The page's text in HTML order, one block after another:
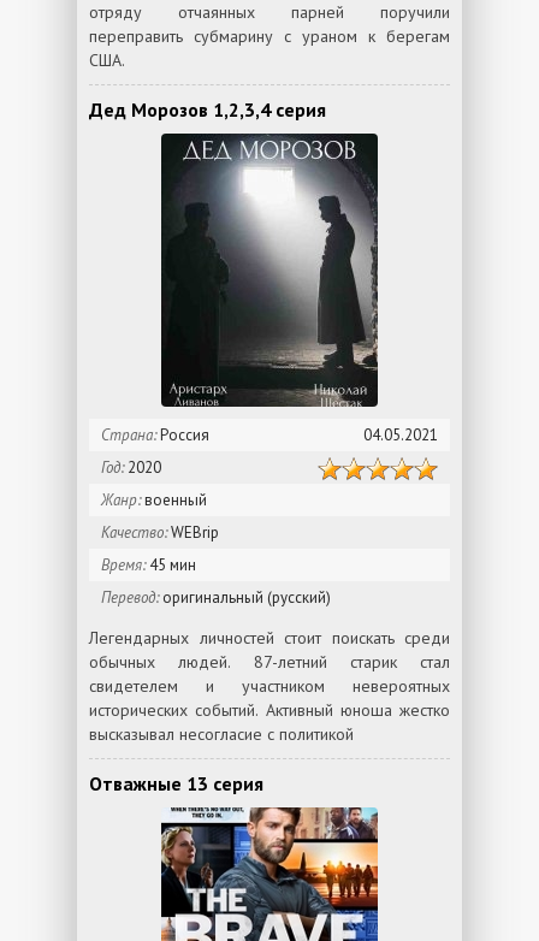
отряду отчаянных парней поручили
переправить субмарину с ураном к берегам
США.
Дед Морозов 1,2,3,4 серия
Страна:Россия
04.05.2021
Год:2020
Жанр:военный
Качество:WEBrip
Время:45 мин
Перевод:оригинальный (русский)
Легендарных личностей стоит поискать среди
обычных людей. 87-летний старик стал
свидетелем и участником невероятных
исторических событий. Активный юноша жестко
высказывал несогласие с политикой
Отважные 13 серия